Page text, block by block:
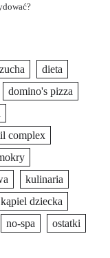
dieta
domino's pizza
complex
kulinaria
kąpiel dziecka
no-spa
ostatki